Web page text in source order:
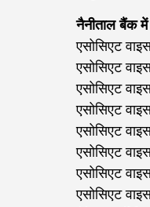
नैनीताल बैंक
एसोसिएट
एसोसिएट
एसोसिएट
एसोसिएट
एसोसिएट
एसोसिएट
एसोसिएट
एसोसिएट